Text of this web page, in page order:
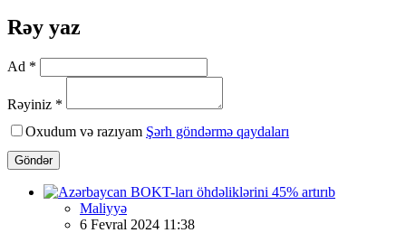
Rəy yaz
Ad *
Rəyiniz *
Oxudum və razıyam Şərh göndərmə qaydaları
Göndər
Maliyyə
6 Fevral 2024 11:38